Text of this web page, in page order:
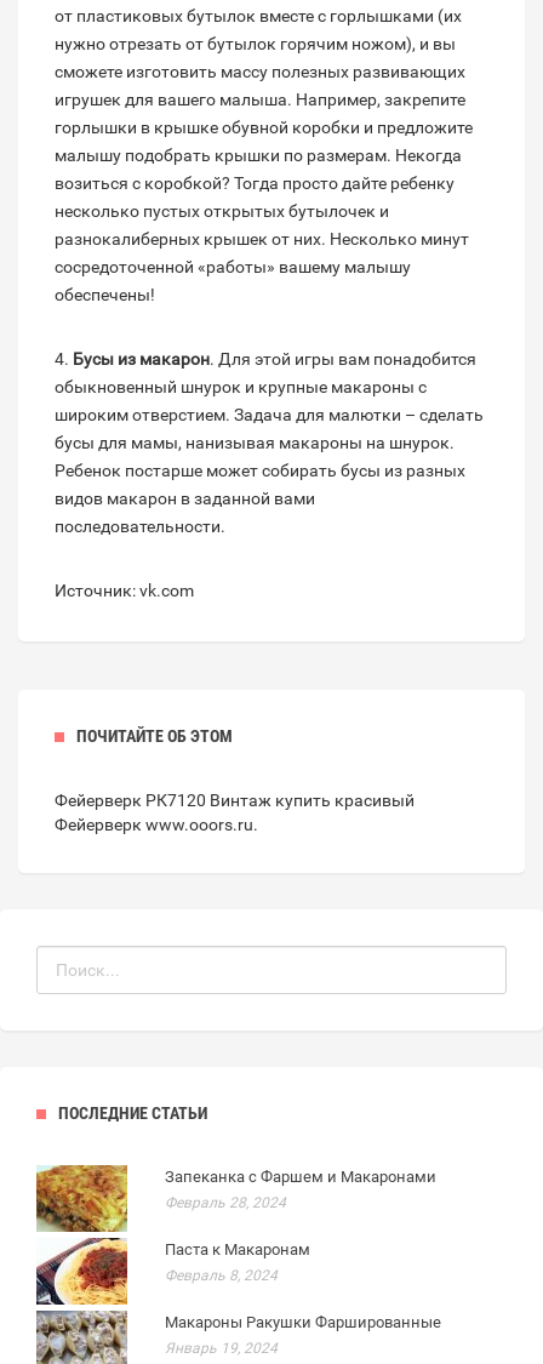
от пластиковых бутылок вместе с горлышками (их
нужно отрезать от бутылок горячим ножом), и вы
сможете изготовить массу полезных развивающих
игрушек для вашего малыша. Например, закрепите
горлышки в крышке обувной коробки и предложите
малышу подобрать крышки по размерам. Некогда
возиться с коробкой? Тогда просто дайте ребенку
несколько пустых открытых бутылочек и
разнокалиберных крышек от них. Несколько минут
сосредоточенной «работы» вашему малышу
обеспечены!
4. Бусы из макарон. Для этой игры вам понадобится
обыкновенный шнурок и крупные макароны с
широким отверстием. Задача для малютки – сделать
бусы для мамы, нанизывая макароны на шнурок.
Ребенок постарше может собирать бусы из разных
видов макарон в заданной вами
последовательности.
Источник: vk.com
ПОЧИТАЙТЕ ОБ ЭТОМ
Фейерверк РК7120 Винтаж купить красивый
Фейерверк www.ooors.ru.
ПОСЛЕДНИЕ СТАТЬИ
Запеканка с Фаршем и Макаронами
Февраль 28, 2024
Паста к Макаронам
Февраль 8, 2024
Макароны Ракушки Фаршированные
Январь 19, 2024